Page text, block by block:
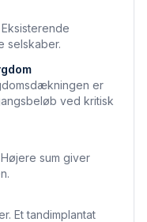
selskaber.
er
ved kritisk
sum giver
Et tandimplantat